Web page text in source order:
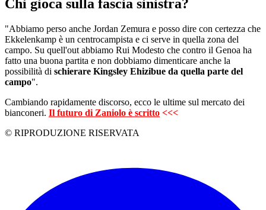
Chi gioca sulla fascia sinistra?
"Abbiamo perso anche Jordan Zemura e posso dire con certezza che
Ekkelenkamp è un centrocampista e ci serve in quella zona del
campo. Su quell'out abbiamo Rui Modesto che contro il Genoa ha
fatto una buona partita e non dobbiamo dimenticare anche la
possibilità di schierare Kingsley Ehizibue da quella parte del
campo".
Cambiando rapidamente discorso, ecco le ultime sul mercato dei
bianconeri. Il futuro di Zaniolo è scritto <<<
© RIPRODUZIONE RISERVATA